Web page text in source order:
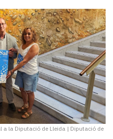
a la Diputació de Lleida | Diputació de